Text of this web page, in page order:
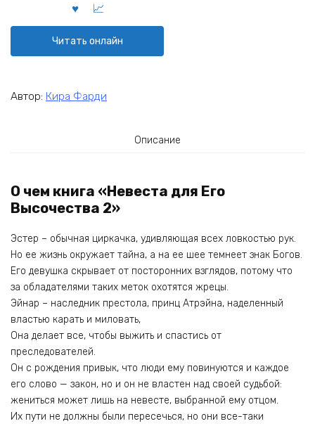
Читать онлайн
Автор: Кира Фарди
Описание
О чем книга «Невеста для Его
Высочества 2»
Эстер – обычная циркачка, удивляющая всех ловкостью рук.
Но ее жизнь окружает тайна, а на ее шее темнеет знак Богов.
Его девушка скрывает от посторонних взглядов, потому что
за обладателями таких меток охотятся жрецы.
Эйнар – наследник престола, принц Атрэйна, наделенный
властью карать и миловать,
Она делает все, чтобы выжить и спастись от
преследователей.
Он с рождения привык, что люди ему повинуются и каждое
его слово — закон, но и он не властен над своей судьбой:
жениться может лишь на невесте, выбранной ему отцом.
Их пути не должны были пересечься, но они все-таки